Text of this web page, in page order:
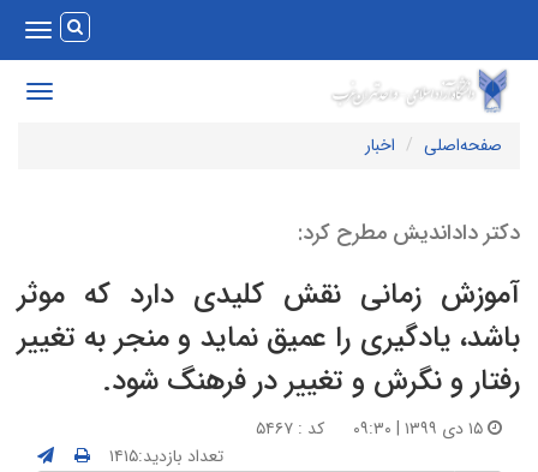
Toggle
Toggle
صفحه‌اصلی
اخبار
داداندیش مطرح کرد:
زمانی نقش کلیدی دارد که موثر
یادگیری را عمیق نماید و منجر به تغییر
و نگرش و تغییر در فرهنگ شود.
کد : ۵۴۶۷
تعداد بازدید:۱۴۱۵